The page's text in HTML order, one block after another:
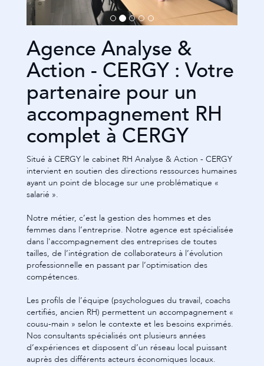
Agence Analyse &
Action - CERGY : Votre
partenaire pour un
accompagnement RH
complet à CERGY
Situé à CERGY le cabinet RH Analyse & Action - CERGY
intervient en soutien des directions ressources humaines
ayant un point de blocage sur une problématique «
salarié ».
Notre métier, c’est la gestion des hommes et des
femmes dans l’entreprise. Notre agence est spécialisée
dans l'accompagnement des entreprises de toutes
tailles, de l’intégration de collaborateurs à l’évolution
professionnelle en passant par l’optimisation des
compétences.
Les profils de l’équipe (psychologues du travail, coachs
certifiés, ancien RH) permettent un accompagnement «
cousu-main » selon le contexte et les besoins exprimés.
Nos consultants spécialisés ont plusieurs années
d’expériences et disposent d’un réseau local puissant
auprès des différents acteurs économiques locaux.